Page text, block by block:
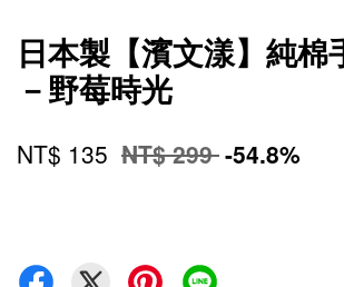
日本製【濱文漾】純棉
－野莓時光
NT$ 135 NT$ 299-54.8%